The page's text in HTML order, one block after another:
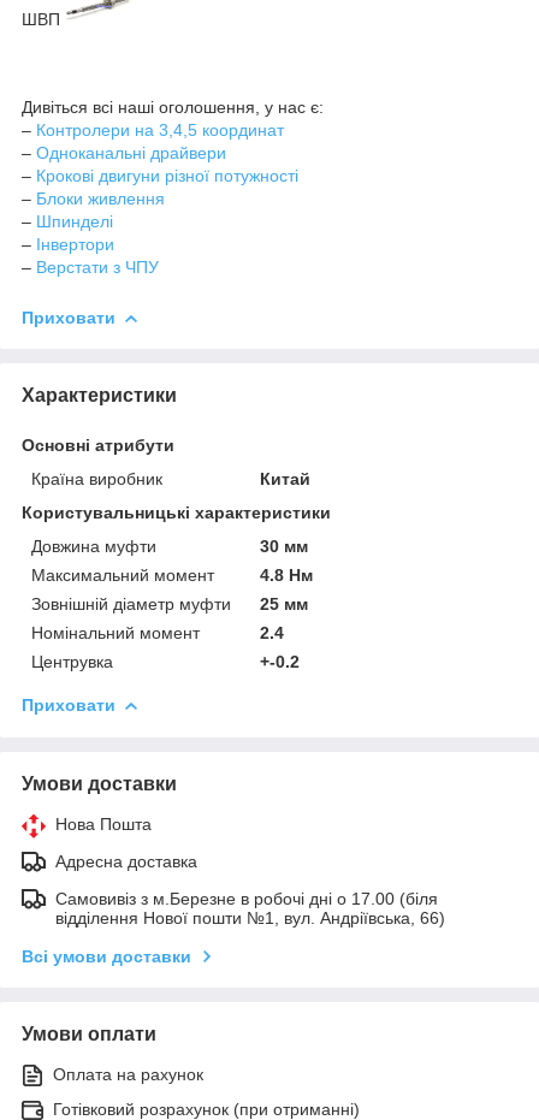
ШВП
Дивіться всі наші оголошення, у нас є:
– Контролери на 3,4,5 координат
– Одноканальні драйвери
– Крокові двигуни різної потужності
– Блоки живлення
– Шпинделі
– Інвертори
– Верстати з ЧПУ
Приховати
Характеристики
Основні атрибути
Країна виробник
Китай
Користувальницькі характеристики
Довжина муфти
30 мм
Максимальний момент
4.8 Нм
Зовнішній діаметр муфти
25 мм
Номінальний момент
2.4
Центрувка
+-0.2
Приховати
Умови доставки
Нова Пошта
Адресна доставка
Самовивіз з м.Березне в робочі дні о 17.00 (біля
відділення Нової пошти №1, вул. Андріївська, 66)
Всі умови доставки
Умови оплати
Оплата на рахунок
Готівковий розрахунок (при отриманні)